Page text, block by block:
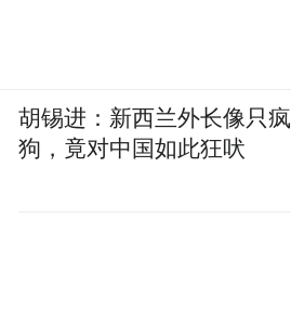
胡锡进：新西兰外长像只疯
狗，竟对中国如此狂吠